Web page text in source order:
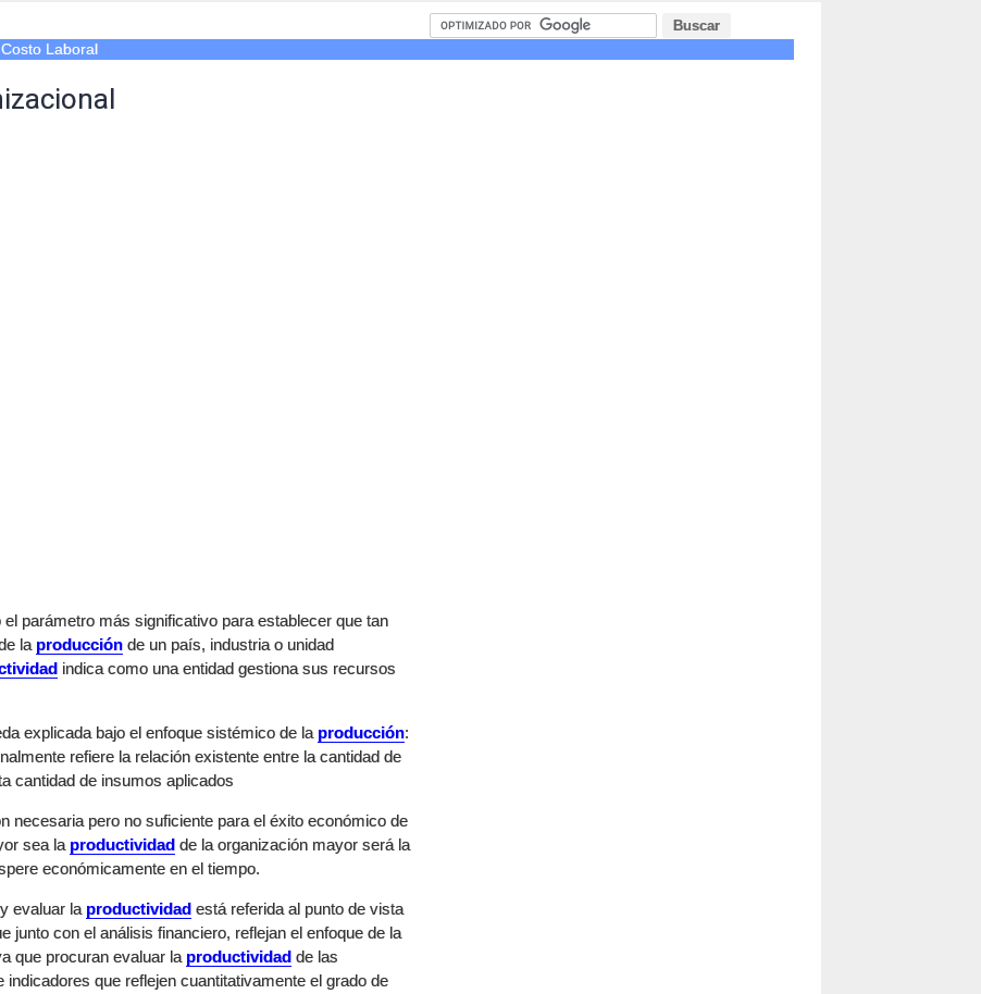
Laboral
parámetro más significativo para establecer que tan
la producción de un país, industria o unidad
indica como una entidad gestiona sus recursos
explicada bajo el enfoque sistémico de la producción:
refiere la relación existente entre la cantidad de
cantidad de insumos aplicados
necesaria pero no suficiente para el éxito económico de
sea la productividad de la organización mayor será la
económicamente en el tiempo.
evaluar la productividad está referida al punto de vista
junto con el análisis financiero, reflejan el enfoque de la
que procuran evaluar la productividad de las
que reflejen cuantitativamente el grado de